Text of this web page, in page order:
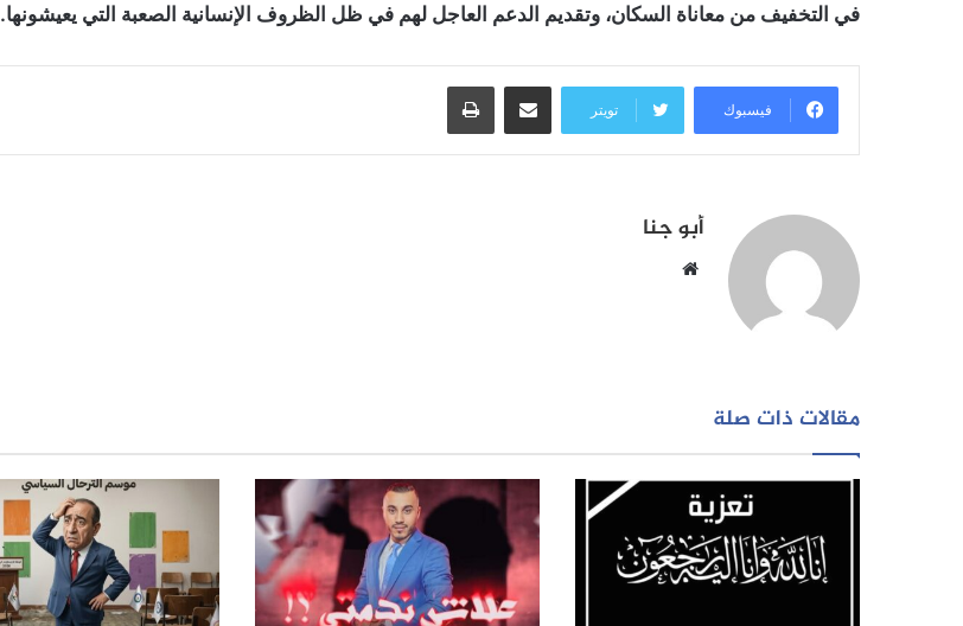
في التخفيف من معاناة السكان، وتقديم الدعم العاجل لهم في ظل الظروف الإنسانية الصعبة التي يعيشونها.
فيسبوك تويتر
مشاركة عبر البريد طباعة
أبو جنا
مقالات ذات صلة